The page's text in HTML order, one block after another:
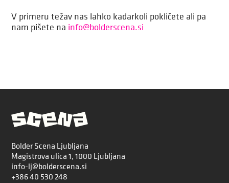
V primeru težav nas lahko kadarkoli pokličete ali pa
nam pišete na info@bolderscena.si
Bolder Scena Ljubljana
Magistrova ulica 1, 1000 Ljubljana
info-lj@bolderscena.si
+386 40 530 248